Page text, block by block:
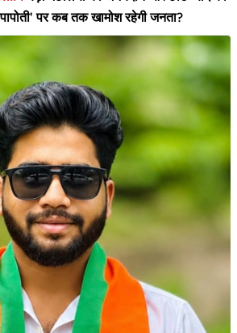
पर कब तक खामोश रहेगी जनता?